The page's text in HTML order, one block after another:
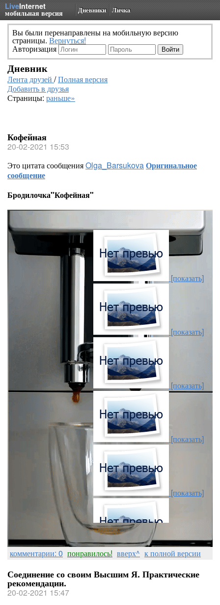
LiveInternet
мобильная версия Дневники Личка
Вы были перенаправлены на мобильную версию
страницы. Вернуться!
Авторизация
Дневник
Лента друзей /Полная версия
Добавить в друзья
Страницы: раньше»
Кофейная
20-02-2021 15:53
Это цитата сообщенияOlga_BarsukovaОригинальное
сообщение
Бродилочка"Кофейная"
[показать]
[показать]
[показать]
[показать]
[показать]
[показать]
комментарии: 0 понравилось! вверх^ к полной версии
Соединение со своим Высшим Я. Практические
рекомендации.
20-02-2021 15:47